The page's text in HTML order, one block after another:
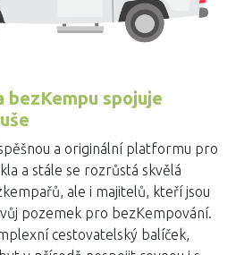
bezKempu spojuje
a originální platformu pro
a stále se rozrůstá skvělá
ale i majitelů, kteří jsou
pozemek pro bezKempování.
cestovatelský balíček,